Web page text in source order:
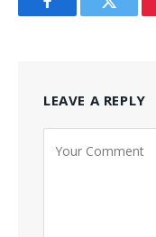
FacebookTwitter
LEAVE A REPLY